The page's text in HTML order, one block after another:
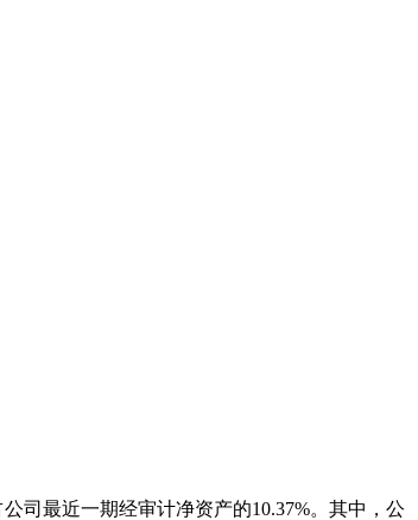
司最近一期经审计净资产的10.37%。其中，公